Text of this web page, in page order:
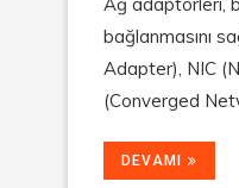
bağlanmasını
Adapter), NIC
(Converged
DEVAMI